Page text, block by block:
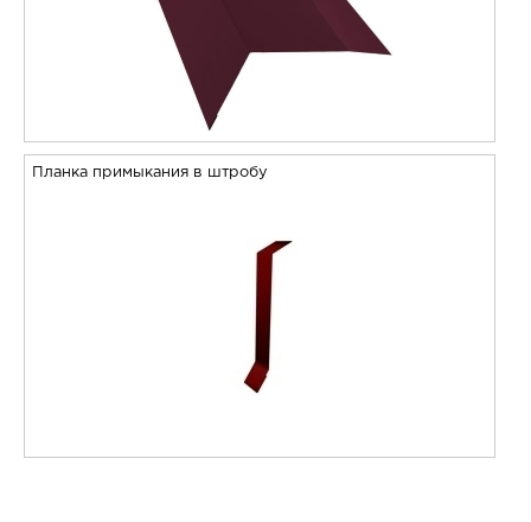
Планка примыкания в штробу